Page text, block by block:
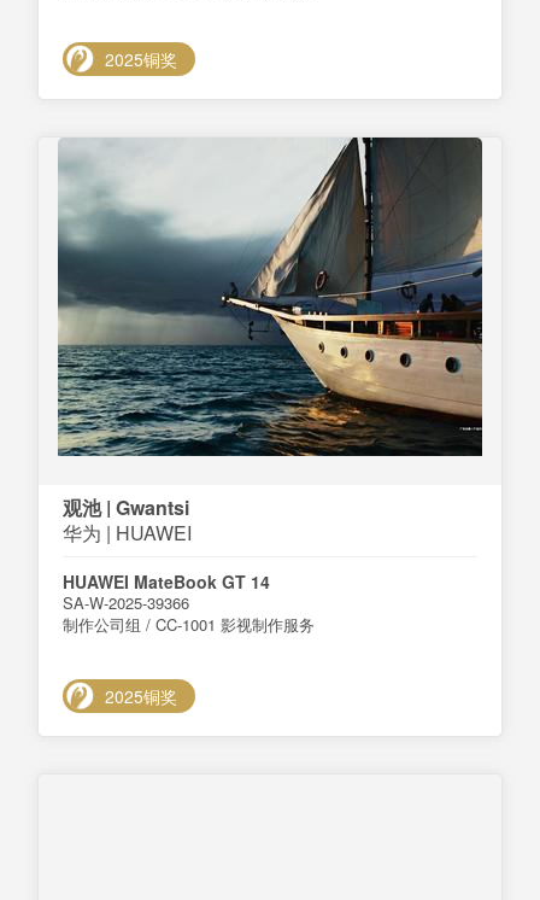
2025铜奖
观池 | Gwantsi
华为 | HUAWEI
HUAWEI MateBook GT 14
SA-W-2025-39366
制作公司组 / CC-1001 影视制作服务
2025铜奖